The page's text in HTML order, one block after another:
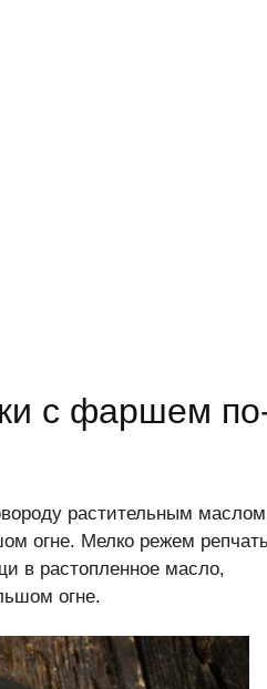
с фаршем
растительным
огне. Мелко режем
в растопленное масло,
огне.